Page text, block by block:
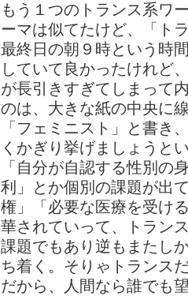
もう１つのトランス系ワ
ーマは似てたけど、「ト
最終日の朝９時という時
していて良かったけれど
が長引きすぎてしまって
のは、大きな紙の中央に
「フェミニスト」と書き
くかぎり挙げましょうと
「自分が自認する性別の
利」とか個別の課題が出
権」「必要な医療を受け
華されていって、トラン
課題でもあり逆もまたし
ち着く。そりゃトランス
だから、人間なら誰でも